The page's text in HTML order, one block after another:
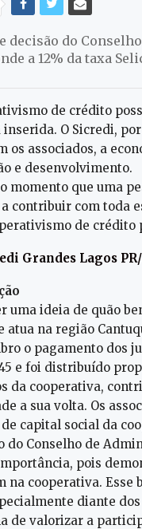
decisão do
a 12% da taxa
de crédito
inserida. O Sicredi,
os associados, a
e desenvolvimento.
momento que uma
a contribuir com toda
de crédito
Grandes Lagos
uma ideia de quão
atua na região
o pagamento dos
e foi distribuído
da cooperativa,
a sua volta. Os
capital social da
do Conselho de
pois
na cooperativa. Esse
diante
de valorizar a